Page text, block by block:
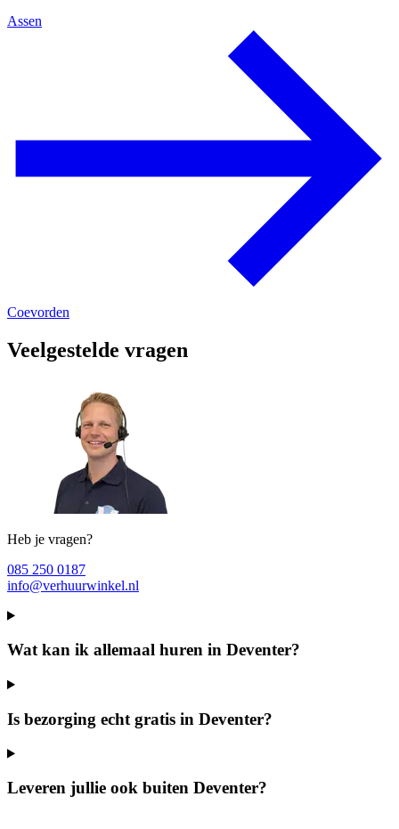
Assen
Coevorden
Veelgestelde vragen
Heb je vragen?
085 250 0187
info@verhuurwinkel.nl
Wat kan ik allemaal huren in Deventer?
Is bezorging echt gratis in Deventer?
Leveren jullie ook buiten Deventer?